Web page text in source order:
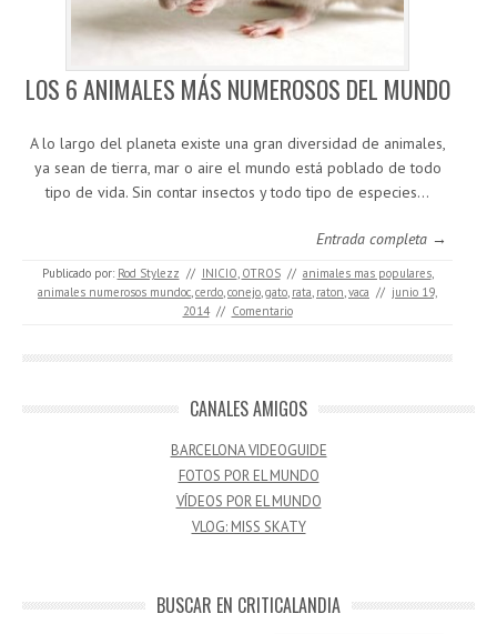
LOS 6 ANIMALES MÁS NUMEROSOS DEL MUNDO
A lo largo del planeta existe una gran diversidad de animales,
ya sean de tierra, mar o aire el mundo está poblado de todo
tipo de vida. Sin contar insectos y todo tipo de especies…
Entrada completa →
Publicado por: Rod Stylezz // INICIO, OTROS // animales mas populares,
animales numerosos mundoc,cerdo,conejo,gato, rata, raton,vaca // junio 19,
2014 // Comentario
CANALES AMIGOS
BARCELONA VIDEOGUIDE
FOTOS POR EL MUNDO
VÍDEOS POR EL MUNDO
VLOG: MISS SKATY
BUSCAR EN CRITICALANDIA